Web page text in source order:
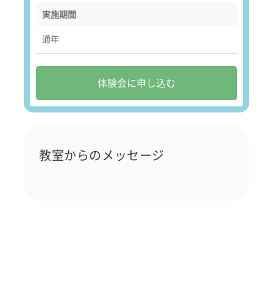
実施期間
通年
体験会に申し込む
教室からのメッセージ